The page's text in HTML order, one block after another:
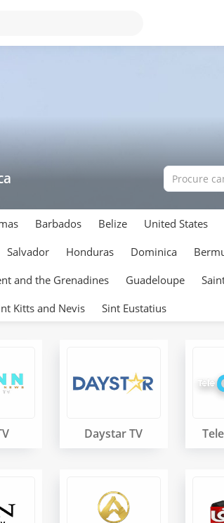
Barbados Belize United States
Salvador Honduras Dominica
and the Grenadines Guadeloupe
Kitts and Nevis Sint Eustatius
Daystar TV